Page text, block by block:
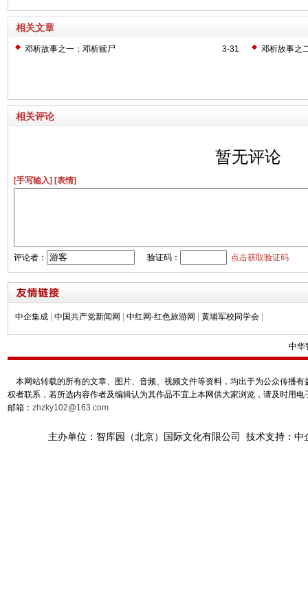
相关文章
3-31
邓析故事之一：邓析赎尸 邓析故事之
相关评论
暂无评论
[手写输入] [表情]
评论者： 验证码： 点击获取验证码
中企集成 中国共产党新闻网 中红网-红色旅游网 黄埔军校同学会
中华
本网站转载的所有的文章、图片、音频、视频文件等资料，均出于为公众传播
权者联系，若所选内容作者及编辑认为其作品不宜上本网供大家浏览，请及时用
邮箱： zhzky102@163.com
主办单位：智库园（北京）国际文化有限公司 技术支持：